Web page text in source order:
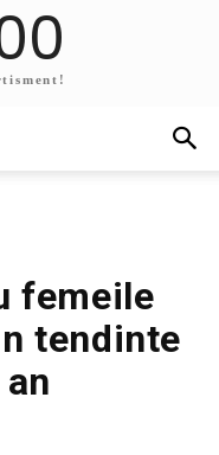
femeile
tendinte